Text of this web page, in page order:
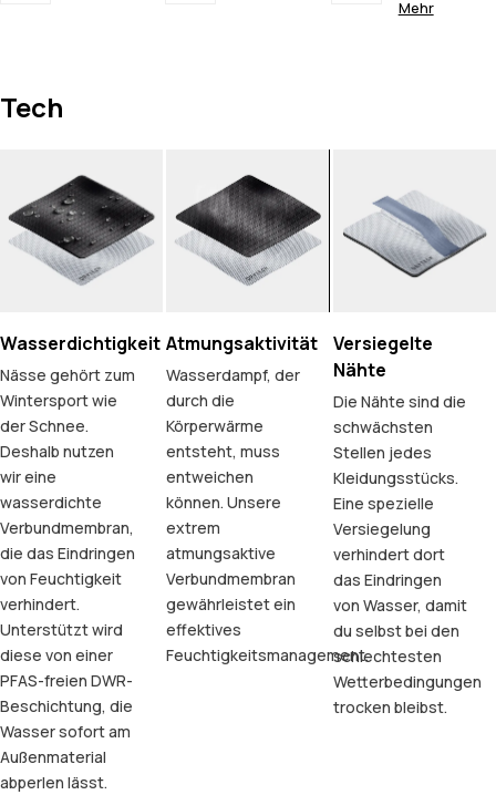
Mehr
Tech
Wasserdichtigkeit
Nässe gehört zum
Wintersport wie
der Schnee.
Deshalb nutzen
wir eine
wasserdichte
Verbundmembran,
die das Eindringen
von Feuchtigkeit
verhindert.
Unterstützt wird
diese von einer
PFAS-freien DWR-
Beschichtung, die
Wasser sofort am
Außenmaterial
abperlen lässt.
Atmungsaktivität
Wasserdampf, der
durch die
Körperwärme
entsteht, muss
entweichen
können. Unsere
extrem
atmungsaktive
Verbundmembran
gewährleistet ein
effektives
Feuchtigkeitsmanagement.
Versiegelte
Nähte
Die Nähte sind die
schwächsten
Stellen jedes
Kleidungsstücks.
Eine spezielle
Versiegelung
verhindert dort
das Eindringen
von Wasser, damit
du selbst bei den
schlechtesten
Wetterbedingungen
trocken bleibst.